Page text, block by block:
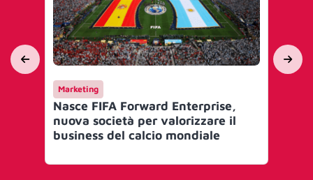
Marketing
Nasce FIFA Forward Enterprise,
nuova società per valorizzare il
business del calcio mondiale